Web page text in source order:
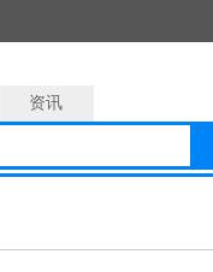
资讯